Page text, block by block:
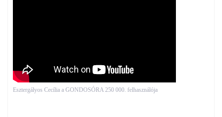
Esztergályos Cecília a GONDOSÓRA 250 000. felhasználója